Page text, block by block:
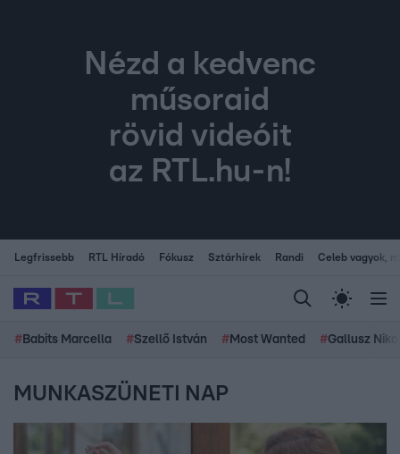
Nézd a kedvenc
műsoraid
rövid videóit
az RTL.hu-n!
Legfrissebb RTL Híradó Fókusz Sztárhírek Randi Celeb vagyok,
# Babits Marcella #Szellő István # Most Wanted #Gallusz
MUNKASZÜNETI NAP